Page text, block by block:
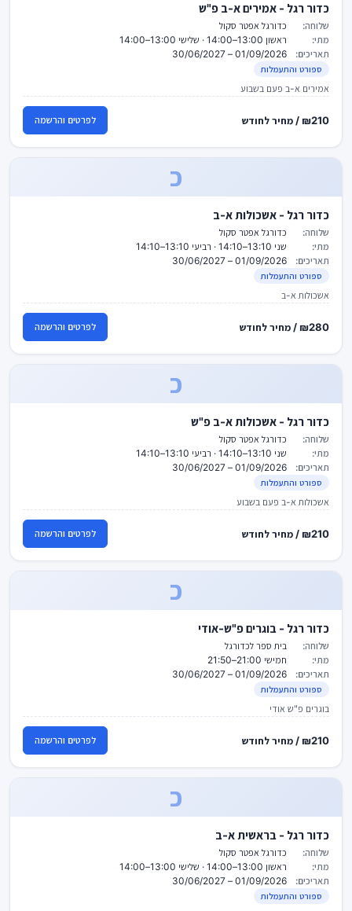
כדור רגל - אמירים א-ב פ"ש
שלוחה:
כדורגל אפטר סקול
מתי:
ראשון 13:00–14:00 · שלישי 13:00–14:00
תאריכים:
01/09/2026 – 30/06/2027
ספורט והתעמלות
אמירים א-ב פעם בשבוע
₪210 / מחיר לחודש לפרטים והרשמה
כ
כדור רגל - אשכולות א-ב
שלוחה:
כדורגל אפטר סקול
מתי:
שני 13:10–14:10 · רביעי 13:10–14:10
תאריכים:
01/09/2026 – 30/06/2027
ספורט והתעמלות
אשכולות א-ב
₪280 / מחיר לחודש לפרטים והרשמה
כ
כדור רגל - אשכולות א-ב פ"ש
שלוחה:
כדורגל אפטר סקול
מתי:
שני 13:10–14:10 · רביעי 13:10–14:10
תאריכים:
01/09/2026 – 30/06/2027
ספורט והתעמלות
אשכולות א-ב פעם בשבוע
₪210 / מחיר לחודש לפרטים והרשמה
כ
כדור רגל - בוגרים פ"ש-אודי
שלוחה:
בית ספר לכדורגל
מתי:
חמישי 21:00–21:50
תאריכים:
01/09/2026 – 30/06/2027
ספורט והתעמלות
בוגרים פ"ש אודי
₪210 / מחיר לחודש לפרטים והרשמה
כ
כדור רגל - בראשית א-ב
שלוחה:
כדורגל אפטר סקול
מתי:
ראשון 13:00–14:00 · שלישי 13:00–14:00
תאריכים:
01/09/2026 – 30/06/2027
ספורט והתעמלות